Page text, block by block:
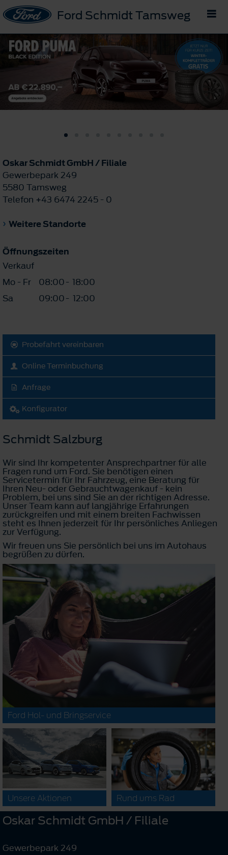
Ford Schmidt Tamsweg
Oskar Schmidt GmbH / Filiale
Gewerbepark 249
5580 Tamsweg
Telefon +43 6474 2245 - 0
Weitere Standorte
Öffnungszeiten
Verkauf
Mo - Fr
08:00- 18:00
Sa
09:00- 12:00
Probefahrt vereinbaren
Online Terminbuchung
Anfrage
Konfigurator
Schmidt Salzburg
Wir sind Ihr kompetenter Ansprechpartner für alle
Fragen rund um Ford. Sie benötigen einen
Servicetermin für Ihr Fahrzeug, eine Beratung für
Ihren Neu- oder Gebrauchtwagenkauf - kein
Problem, bei uns sind Sie an der richtigen Adresse.
Unser Team kann auf langjährige Erfahrungen
zurückgreifen und mit einem breiten Fachwissen
steht es Ihnen jederzeit für Ihr persönliches Anliegen
zur Verfügung.
Wir freuen uns Sie persönlich bei uns im Autohaus
begrüßen zu dürfen.
Ford Hol- und Bringservice
Unsere Aktionen Rund ums Rad
Oskar Schmidt GmbH / Filiale
Gewerbepark 249